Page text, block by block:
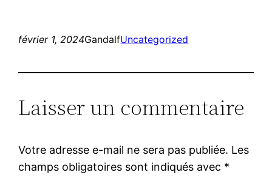
février 1, 2024GandalfUncategorized
Laisser un commentaire
Votre adresse e-mail ne sera pas publiée. Les
champs obligatoires sont indiqués avec *